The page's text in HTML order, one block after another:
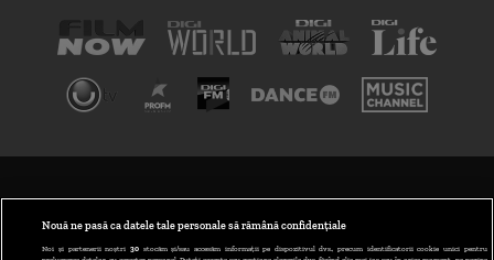
Nouă ne pasă ca datele tale personale să rămână confidențiale
Noi și partenerii noștri 30stocăm și/sau accesăm informații pe dispozitivul dvs., precum identificatorii cookie unici pentru